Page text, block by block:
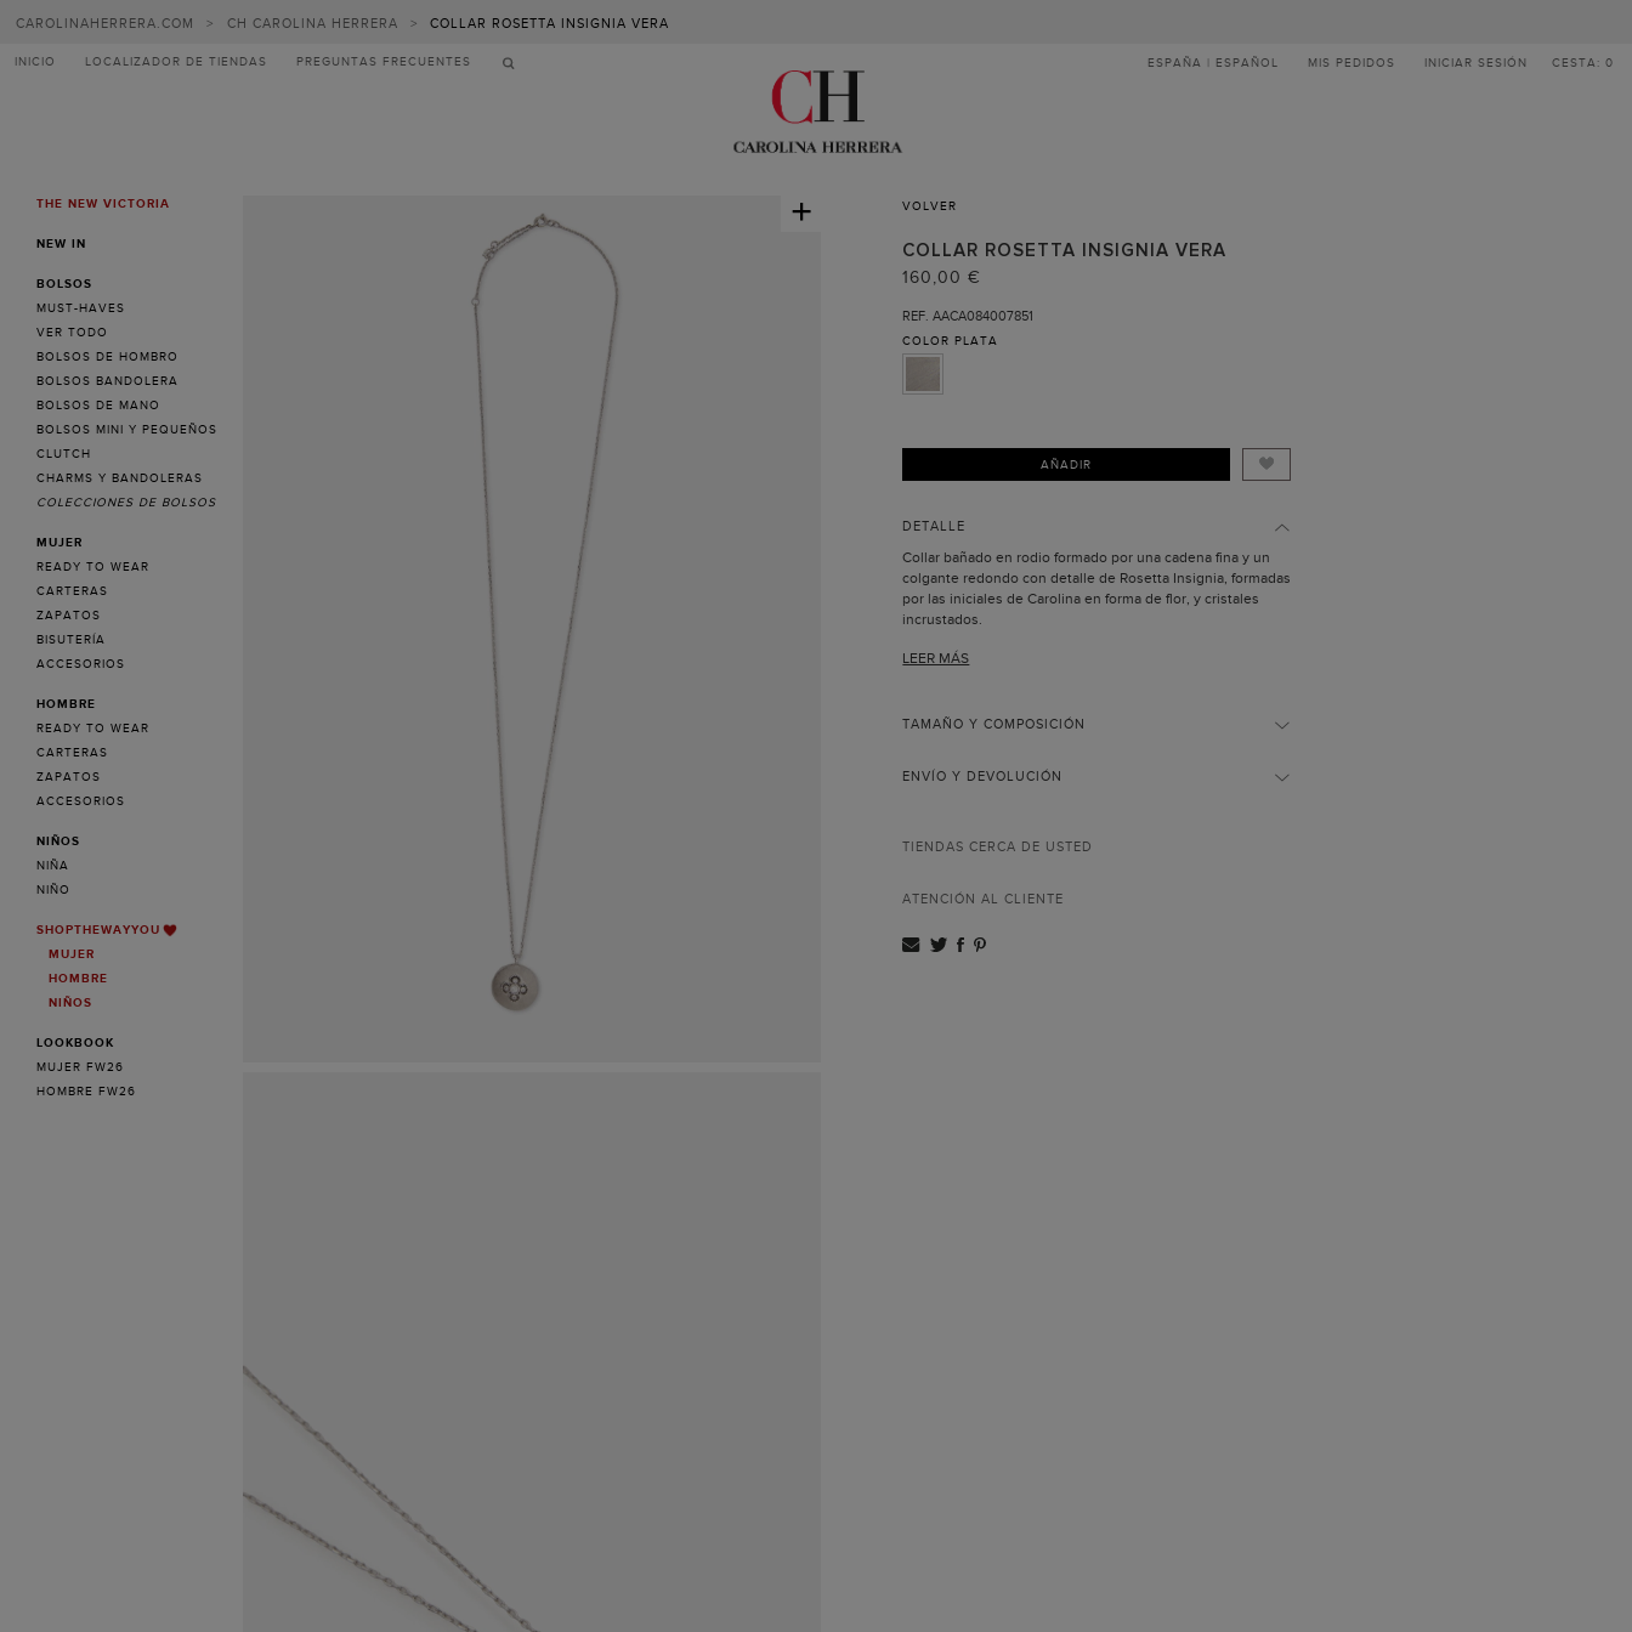
CAROLINAHERRERA.COM > CH CAROLINA HERRERA > COLLAR ROSETTA INSIGNIA VERA
INICIO LOCALIZADOR DE TIENDAS PREGUNTAS FRECUENTES ESPAÑA | ESPAÑOL MIS PEDIDOS INICIAR SESIÓN CESTA: 0
MENUTHE NEW VICTORIA
NEW IN
BOLSOS
MUST-HAVES
VER TODO
BOLSOS DE HOMBRO
BOLSOS BANDOLERA
BOLSOS DE MANO
BOLSOS MINI Y PEQUEÑOS
CLUTCH
CHARMS Y BANDOLERAS
COLECCIONES DE BOLSOS
MUJER
READY TO WEAR
CARTERAS
ZAPATOS
BISUTERÍA
ACCESORIOS
HOMBRE
READY TO WEAR
CARTERAS
ZAPATOS
ACCESORIOS
NIÑOS
NIÑA
NIÑO
SHOPTHEWAYYOU
MUJER
HOMBRE
NIÑOS
LOOKBOOK
MUJER FW26
HOMBRE FW26
+ VOLVER
COLLAR ROSETTA INSIGNIA VERA
160,00 €
REF. AACA084007851
COLOR PLATA
AÑADIR
DETALLE
Collar bañado en rodio formado por una cadena fina y un
colgante redondo con detalle de Rosetta Insignia, formadas
por las iniciales de Carolina en forma de flor, y cristales
incrustados.
iniciales de Carolina.
LEER MÁS
TAMAÑO Y COMPOSICIÓN
ENVÍO Y DEVOLUCIÓN
TIENDAS CERCA DE USTED
ATENCIÓN AL CLIENTE